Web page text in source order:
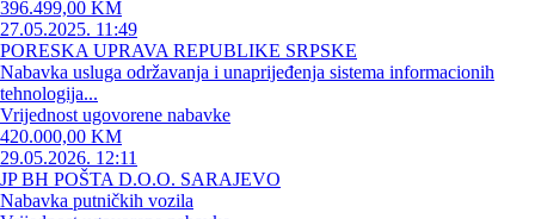
396.499,00 KM
27.05.2025. 11:49
PORESKA UPRAVA REPUBLIKE SRPSKE
Nabavka usluga održavanja i unaprijeđenja sistema informacionih
tehnologija...
Vrijednost ugovorene nabavke
420.000,00 KM
29.05.2026. 12:11
JP BH POŠTA D.O.O. SARAJEVO
Nabavka putničkih vozila